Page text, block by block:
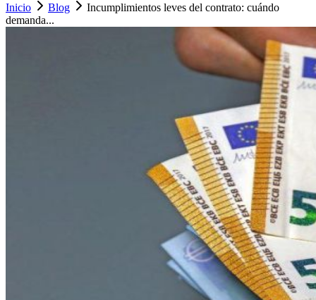
Inicio Blog
Incumplimientos leves del contrato: cuándo
demanda...